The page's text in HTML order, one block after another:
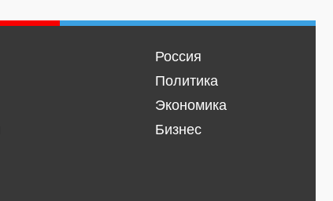
Россия
Политика
Экономика
Бизнес